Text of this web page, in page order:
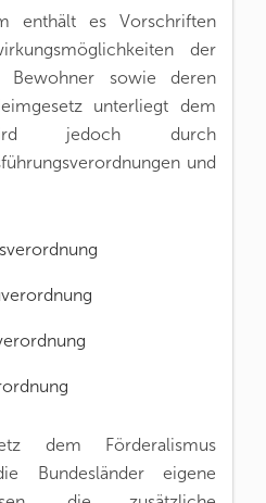
enthält es Vorschriften
der
Bewohner sowie deren
unterliegt dem
jedoch durch
und
dem Förderalismus
Bundesländer eigene